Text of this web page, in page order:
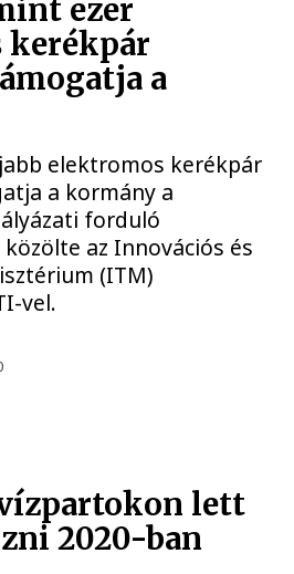
ezer
kerékpár
a
elektromos kerékpár
a kormány a
forduló
az Innovációs és
(ITM)
vel.
lett
2020-ban